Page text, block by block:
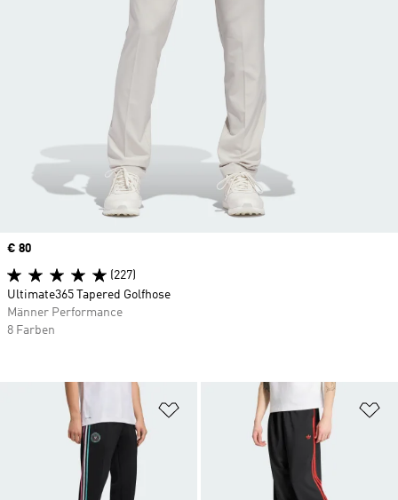
Zur Wunschliste hinzufügen
Price
€ 80
(227)
Ultimate365 Tapered Golfhose
Männer Performance
8 Farben